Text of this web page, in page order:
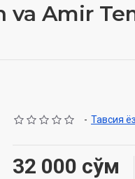
Amir
- Тавсия
32 000 сўм